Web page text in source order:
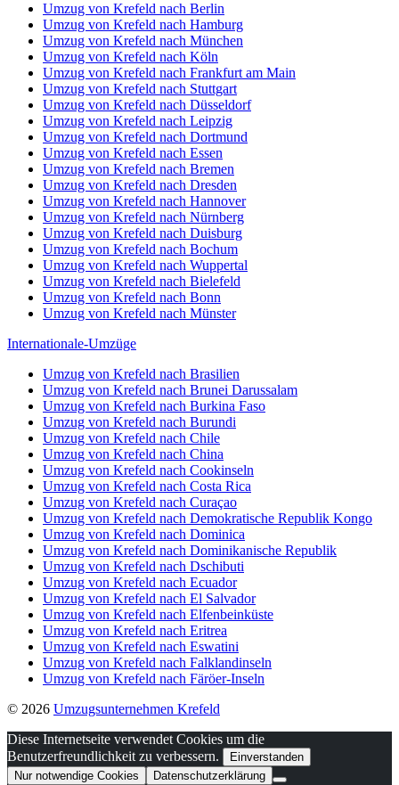
Umzug von Krefeld nach Berlin
Umzug von Krefeld nach Hamburg
Umzug von Krefeld nach München
Umzug von Krefeld nach Köln
Umzug von Krefeld nach Frankfurt am Main
Umzug von Krefeld nach Stuttgart
Umzug von Krefeld nach Düsseldorf
Umzug von Krefeld nach Leipzig
Umzug von Krefeld nach Dortmund
Umzug von Krefeld nach Essen
Umzug von Krefeld nach Bremen
Umzug von Krefeld nach Dresden
Umzug von Krefeld nach Hannover
Umzug von Krefeld nach Nürnberg
Umzug von Krefeld nach Duisburg
Umzug von Krefeld nach Bochum
Umzug von Krefeld nach Wuppertal
Umzug von Krefeld nach Bielefeld
Umzug von Krefeld nach Bonn
Umzug von Krefeld nach Münster
Internationale-Umzüge
Umzug von Krefeld nach Brasilien
Umzug von Krefeld nach Brunei Darussalam
Umzug von Krefeld nach Burkina Faso
Umzug von Krefeld nach Burundi
Umzug von Krefeld nach Chile
Umzug von Krefeld nach China
Umzug von Krefeld nach Cookinseln
Umzug von Krefeld nach Costa Rica
Umzug von Krefeld nach Curaçao
Umzug von Krefeld nach Demokratische Republik Kongo
Umzug von Krefeld nach Dominica
Umzug von Krefeld nach Dominikanische Republik
Umzug von Krefeld nach Dschibuti
Umzug von Krefeld nach Ecuador
Umzug von Krefeld nach El Salvador
Umzug von Krefeld nach Elfenbeinküste
Umzug von Krefeld nach Eritrea
Umzug von Krefeld nach Eswatini
Umzug von Krefeld nach Falklandinseln
Umzug von Krefeld nach Färöer-Inseln
© 2026 Umzugsunternehmen Krefeld
Diese Internetseite verwendet Cookies um die
Benutzerfreundlichkeit zu verbessern.
Einverstanden
Nur notwendige Cookies
Datenschutzerklärung